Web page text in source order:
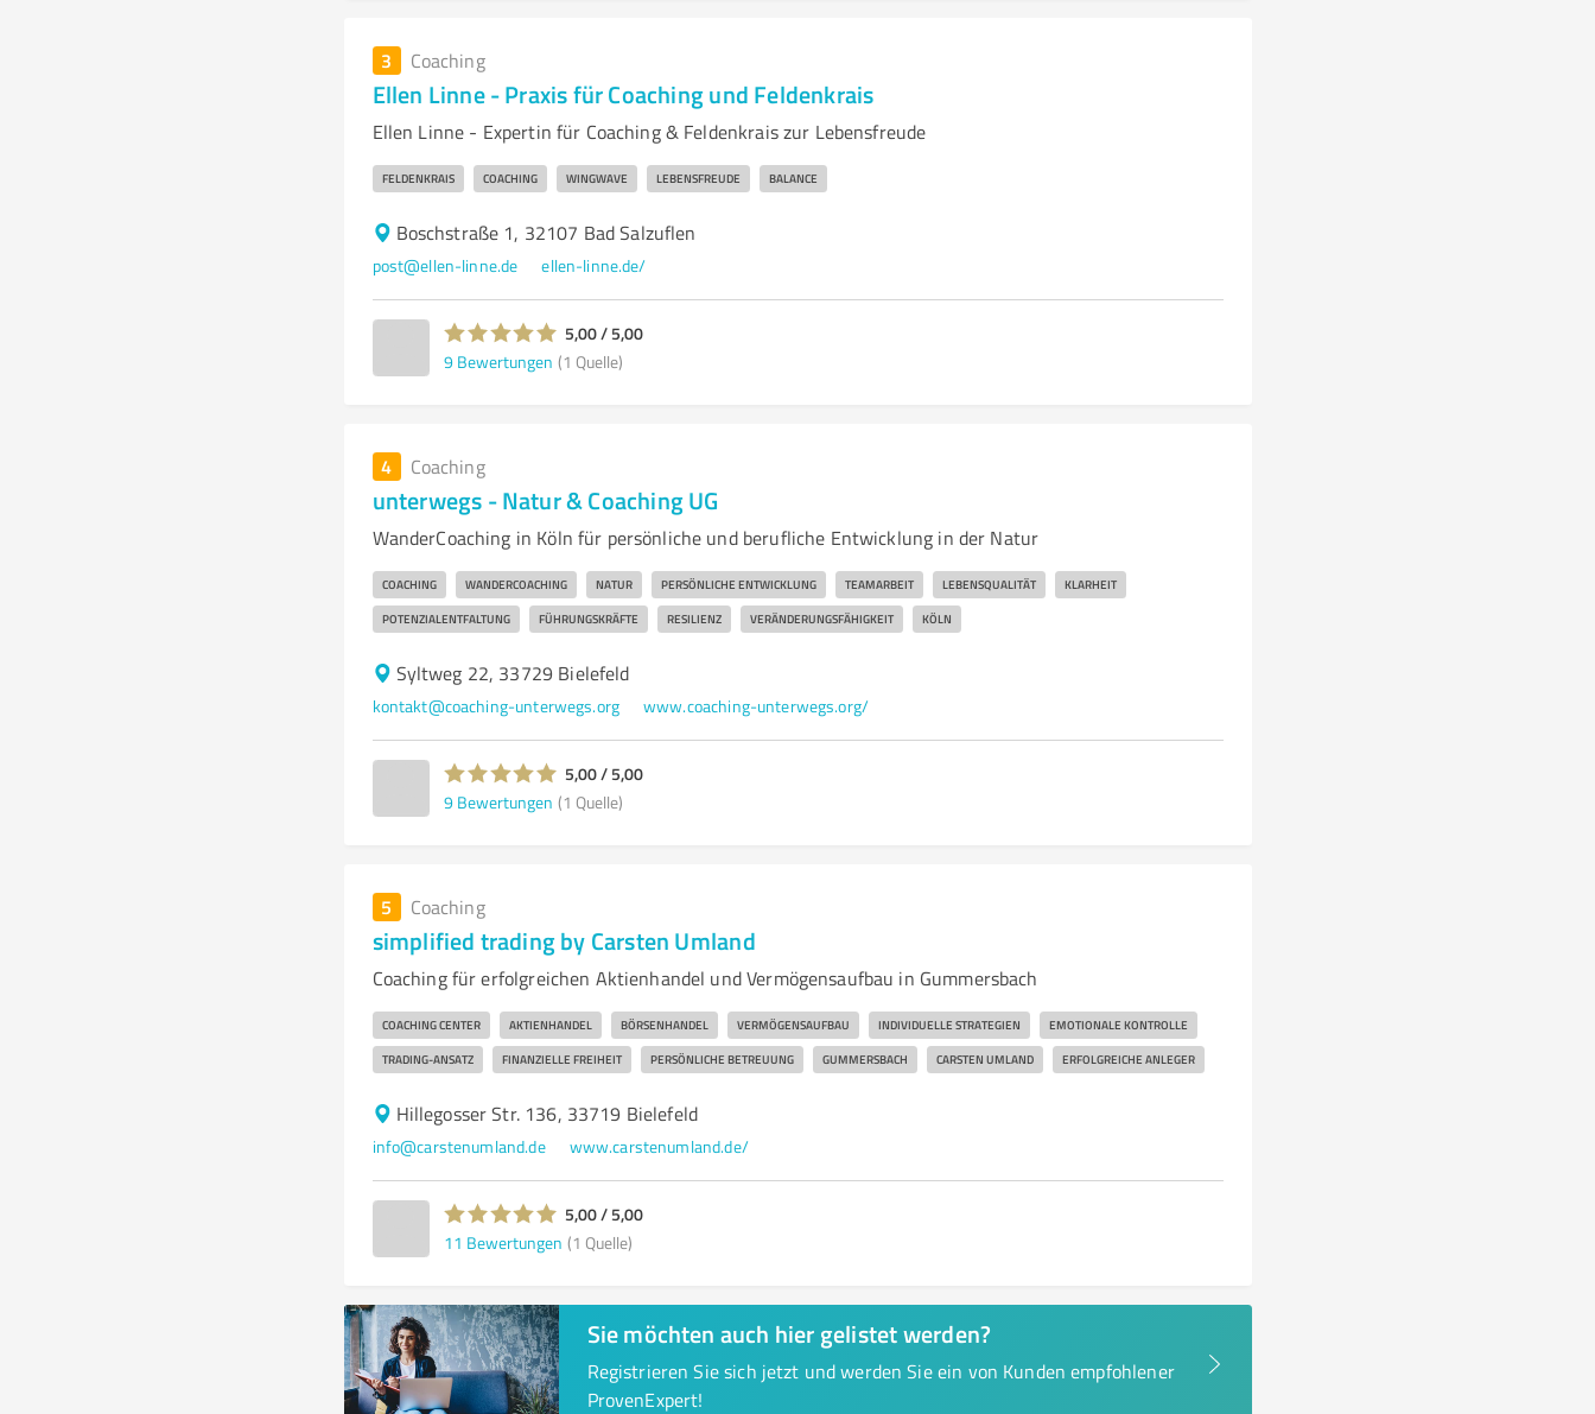
3 Coaching
Ellen Linne - Praxis für Coaching und Feldenkrais
Ellen Linne - Expertin für Coaching & Feldenkrais zur Lebensfreude
FELDENKRAIS COACHING WINGWAVE LEBENSFREUDE BALANCE
Boschstraße 1, 32107 Bad Salzuflen
post@ellen-linne.de ellen-linne.de/
5,00 / 5,00
9 Bewertungen (1 Quelle)
4 Coaching
unterwegs - Natur & Coaching UG
WanderCoaching in Köln für persönliche und berufliche Entwicklung in der Natur
COACHING WANDERCOACHING NATUR PERSÖNLICHE ENTWICKLUNG TEAMARBEIT LEBENSQUALITÄT KLARHEIT
POTENZIALENTFALTUNG FÜHRUNGSKRÄFTE RESILIENZ VERÄNDERUNGSFÄHIGKEIT KÖLN
Syltweg 22, 33729 Bielefeld
kontakt@coaching-unterwegs.org www.coaching-unterwegs.org/
5,00 / 5,00
9 Bewertungen (1 Quelle)
5 Coaching
simplified trading by Carsten Umland
Coaching für erfolgreichen Aktienhandel und Vermögensaufbau in Gummersbach
COACHING CENTER AKTIENHANDEL BÖRSENHANDEL VERMÖGENSAUFBAU INDIVIDUELLE STRATEGIEN EMOTIONALE KONTROLLE
TRADING-ANSATZ FINANZIELLE FREIHEIT PERSÖNLICHE BETREUUNG GUMMERSBACH CARSTEN UMLAND ERFOLGREICHE ANLEGER
Hillegosser Str. 136, 33719 Bielefeld
info@carstenumland.de www.carstenumland.de/
5,00 / 5,00
11 Bewertungen (1 Quelle)
Sie möchten auch hier gelistet werden?
Registrieren Sie sich jetzt und werden Sie ein von Kunden empfohlener
ProvenExpert!